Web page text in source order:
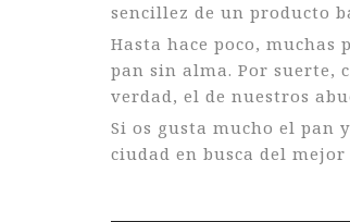
sencillez de un producto
Hasta hace poco,
pan sin alma. Por suerte,
verdad, el de nuestros
Si os gusta mucho el pan
ciudad en busca del